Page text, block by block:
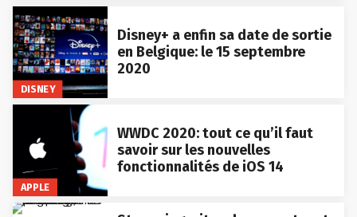
DISNEY
Disney+ a enfin sa date de sortie
en Belgique: le 15 septembre
2020
APPLE
WWDC 2020: tout ce qu’il faut
savoir sur les nouvelles
fonctionnalités de iOS 14